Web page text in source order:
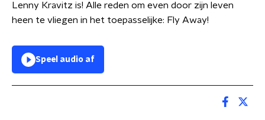
Lenny Kravitz is! Alle reden om even door zijn leven
heen te vliegen in het toepasselijke: Fly Away!
Speel audio af